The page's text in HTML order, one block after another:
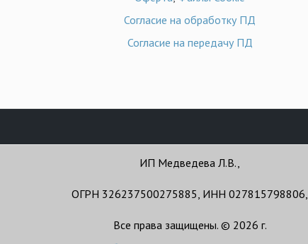
Согласие на обработку ПД
Согласие на передачу ПД
ИП Медведева Л.В.,
ОГРН 326237500275885, ИНН 027815798806,
Все права защищены. © 2026 г.